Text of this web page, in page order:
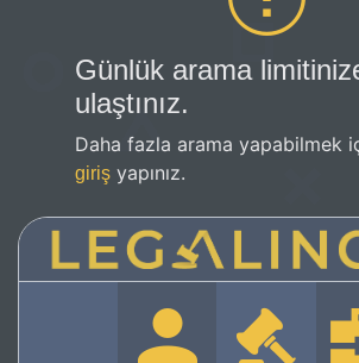
Günlük arama
ulaştınız.
Daha fazla arama yapabilmek
giriş yapınız.